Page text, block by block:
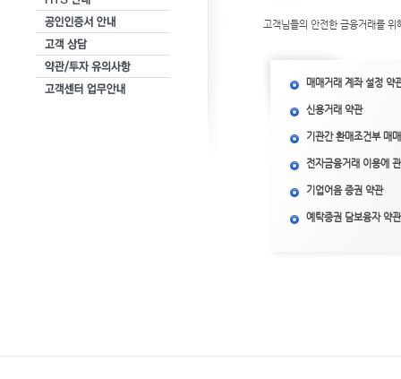
고객님들의 안전한 금융거래를
매매거래 계좌 설정 약
신용거래 약관
기관간 환매조건부 매
전자금융거래 이용에
기업어음 증권 약관
예탁증권 담보융자 약관